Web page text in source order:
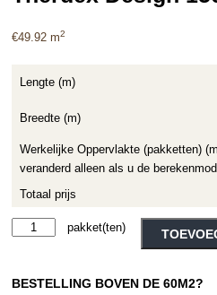
€49.92 m2
Lengte (m)
Breedte (m)
Werkelijke Oppervlakte (pakketten)
veranderd alleen als u de
Totaal prijs
Therdex
aantal
Alternative:
BESTELLING BOVEN DE 60M2?